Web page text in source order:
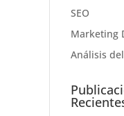
SEO
Marketing
Análisis